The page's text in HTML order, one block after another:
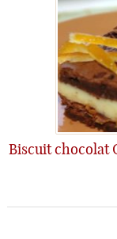
Biscuit chocolat